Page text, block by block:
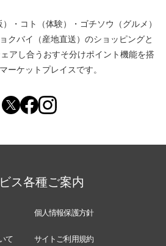
・ コト（体験） ・ ゴチソウ（グルメ）
クバイ（産地直送） のショッピングと
アし合う おすそ分けポイント機能を搭
ーケットプレイスです。
ス各種ご案内
個人情報保護方針
て サイトご利用規約